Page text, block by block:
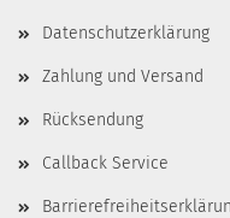
Datenschutzerklärung
Zahlung und Versand
Rücksendung
Callback Service